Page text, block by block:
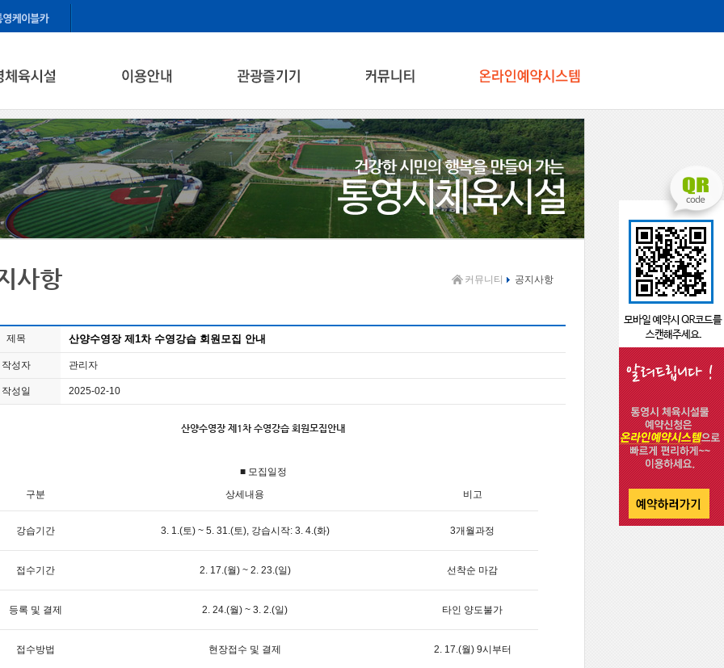
사항 커뮤니티 공지사항
제목 산양수영장 제1차 수영강습 회원모집 안내
작성자 관리자
작성일 2025-02-10
산양수영장 제1차 수영강습 회원모집안내
■ 모집일정
구분
상세내용 비고
강습기간 3. 1.(토) ~ 5. 31.(토), 강습시작: 3. 4.(화) 3개월과정
접수기간 2. 17.(월) ~ 2. 23.(일) 선착순 마감
등록 및 결제 2. 24.(월) ~ 3. 2.(일) 타인 양도불가
접수방법 현장접수 및 결제 2. 17.(월) 9시부터